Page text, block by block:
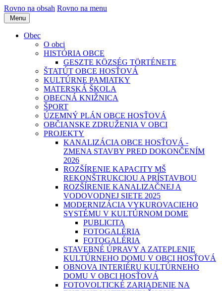
Rovno na obsah Rovno na menu
Menu
Obec
O obci
HISTÓRIA OBCE
GESZTE KÖZSÉG TÖRTÉNETE
ŠTATÚT OBCE HOSŤOVÁ
KULTÚRNE PAMIATKY
MATERSKÁ ŠKOLA
OBECNÁ KNIŽNICA
ŠPORT
ÚZEMNÝ PLÁN OBCE HOSŤOVÁ
OBČIANSKE ZDRUŽENIA V OBCI
PROJEKTY
KANALIZÁCIA OBCE HOSŤOVÁ -
ZMENA STAVBY PRED DOKONČENÍM
2026
ROZŠÍRENIE KAPACITY MŠ
REKONŠTRUKCIOU A PRÍSTAVBOU
ROZŠÍRENIE KANALIZAČNEJ A
VODOVODNEJ SIETE 2025
MODERNIZÁCIA VYKUROVACIEHO
SYSTÉMU V KULTÚRNOM DOME
PUBLICITA
FOTOGALÉRIA
FOTOGALÉRIA
STAVEBNÉ ÚPRAVY A ZATEPLENIE
KULTÚRNEHO DOMU V OBCI HOSŤOVÁ
OBNOVA INTERIÉRU KULTÚRNEHO
DOMU V OBCI HOSŤOVÁ
FOTOVOLTICKÉ ZARIADENIE NA